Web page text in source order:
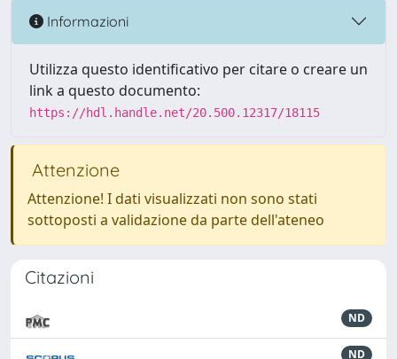
Informazioni
Utilizza questo identificativo per citare o creare un
link a questo documento:
https://hdl.handle.net/20.500.12317/18115
Attenzione
Attenzione! I dati visualizzati non sono stati
sottoposti a validazione da parte dell'ateneo
Citazioni
ND
ND